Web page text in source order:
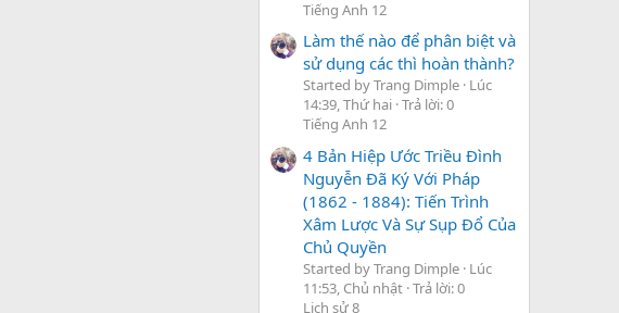
Tiếng Anh 12
Làm thế nào để phân biệt và
sử dụng các thì hoàn thành?
Started by Trang Dimple Lúc
14:39, Thứ hai Trả lời: 0
Tiếng Anh 12
4 Bản Hiệp Ước Triều Đình
Nguyễn Đã Ký Với Pháp
(1862 - 1884): Tiến Trình
Xâm Lược Và Sự Sụp Đổ Của
Chủ Quyền
Started by Trang Dimple Lúc
11:53, Chủ nhật Trả lời: 0
Lịch sử 8